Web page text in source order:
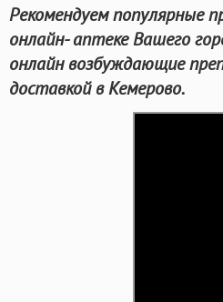
Рекомендуем популярные
онлайн- аптеке Вашего
онлайн возбуждающие
доставкой в Кемерово.